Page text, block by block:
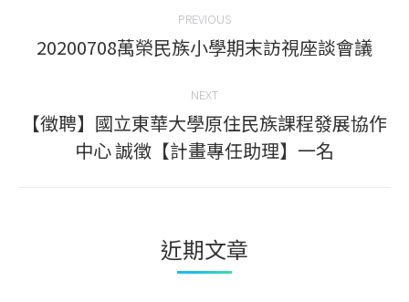
navigation
PREVIOUS
Previous
20200708萬榮民族小學期末訪視座談會議
NEXT
Next
post:
【徵聘】國立東華大學原住民族課程發展協作
中心 誠徵【計畫專任助理】一名
近期文章